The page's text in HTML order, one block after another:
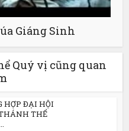
Giáng Sinh
Quý vị cũng quan
HỢP ĐẠI HỘI
THỂ